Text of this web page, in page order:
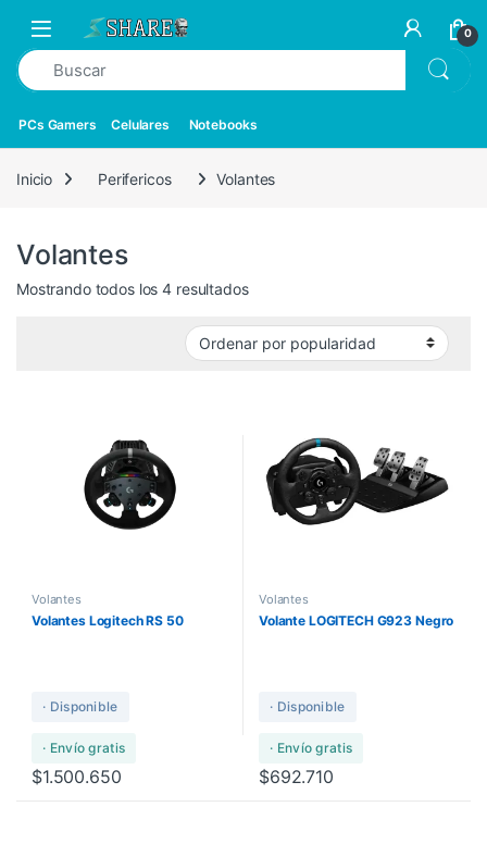
0
PCs Gamers Celulares Notebooks
Inicio Perifericos Volantes
Volantes
Mostrando todos los 4 resultados
Volantes
Volantes Logitech RS 50
· Disponible
· Envío gratis
$1.500.650
Volantes
Volante LOGITECH G923 Negro
· Disponible
· Envío gratis
$692.710